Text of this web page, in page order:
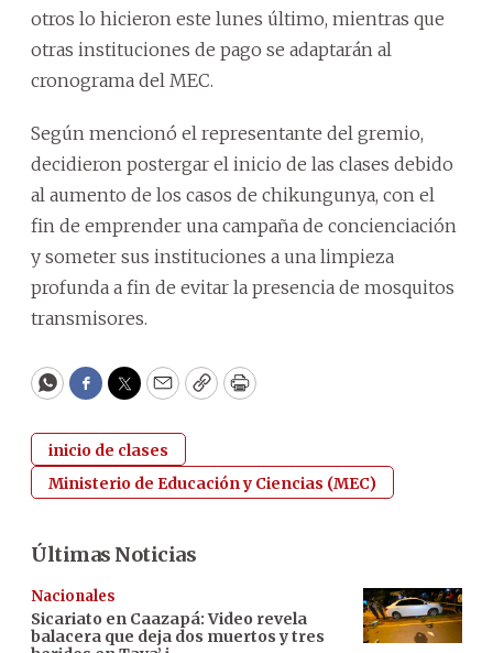
otros lo hicieron este lunes último, mientras que
otras instituciones de pago se adaptarán al
cronograma del MEC.
Según mencionó el representante del gremio,
decidieron postergar el inicio de las clases debido
al aumento de los casos de chikungunya, con el
fin de emprender una campaña de concienciación
y someter sus instituciones a una limpieza
profunda a fin de evitar la presencia de mosquitos
transmisores.
WhatsApp
Facebook
Twitter
EmailCopyPrint
inicio de clases
Ministerio de Educación y Ciencias (MEC)
Últimas Noticias
Nacionales
Sicariato en Caazapá: Video revela
balacera que deja dos muertos y tres